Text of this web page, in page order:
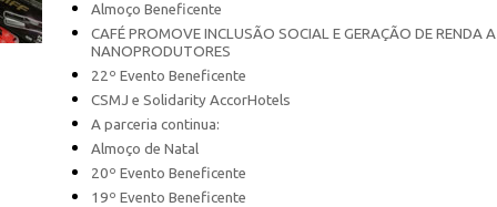
Almoço Beneficente
CAFÉ PROMOVE INCLUSÃO SOCIAL E GERAÇÃO DE RENDA A
NANOPRODUTORES
22º Evento Beneficente
CSMJ e Solidarity AccorHotels
A parceria continua:
Almoço de Natal
20º Evento Beneficente
19º Evento Beneficente